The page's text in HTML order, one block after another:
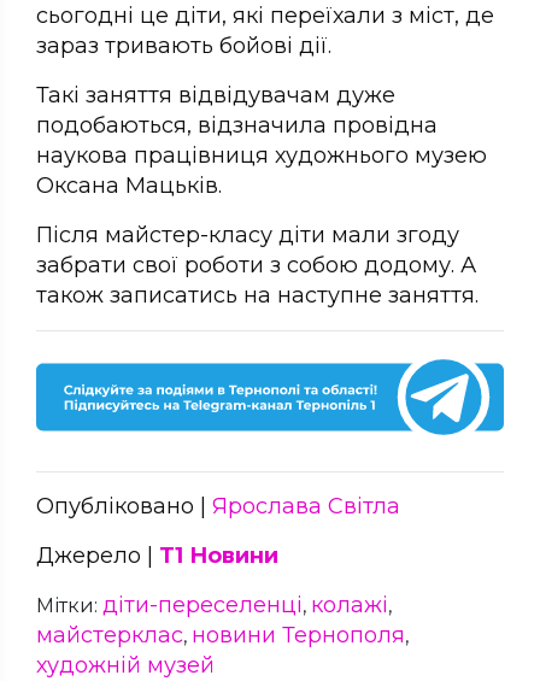
сьогодні це діти, які переїхали з міст, де
зараз тривають бойові дії.
Такі заняття відвідувачам дуже
подобаються, відзначила провідна
наукова працівниця художнього музею
Оксана Мацьків.
Після майстер-класу діти мали згоду
забрати свої роботи з собою додому. А
також записатись на наступне заняття.
Опубліковано | Ярослава Світла
Джерело | Т1 Новини
Мітки: діти-переселенці, колажі,
майстерклас, новини Тернополя,
художній музей